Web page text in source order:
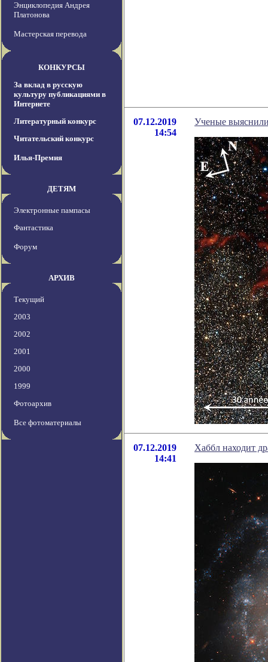
Энциклопедия Андрея
Платонова
Мастерская перевода
КОНКУРСЫ
За вклад в русскую
культуру публикациями в
Интернете
Литературный конкурс
Читательский конкурс
Илья-Премия
ДЕТЯМ
Электронные пампасы
Фантастика
Форум
АРХИВ
Текущий
2003
2002
2001
2000
1999
Фотоархив
Все фотоматериалы
07.12.2019
14:54
Ученые
07.12.2019
14:41
Хаббл находит